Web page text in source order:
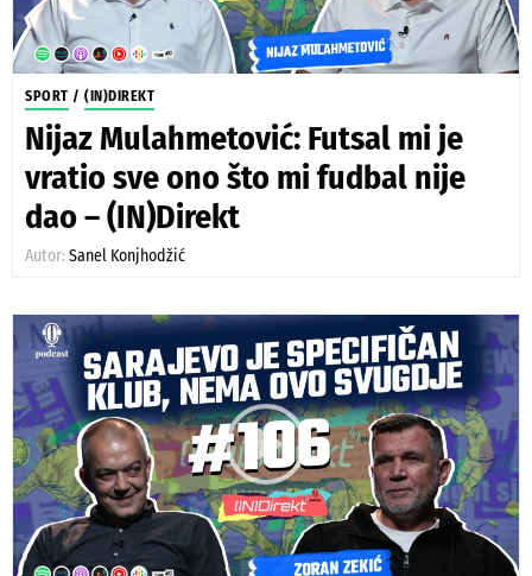
SPORT / (IN)DIREKT
Nijaz Mulahmetović: Futsal mi je
vratio sve ono što mi fudbal nije
dao – (IN)Direkt
Autor: Sanel Konjhodžić